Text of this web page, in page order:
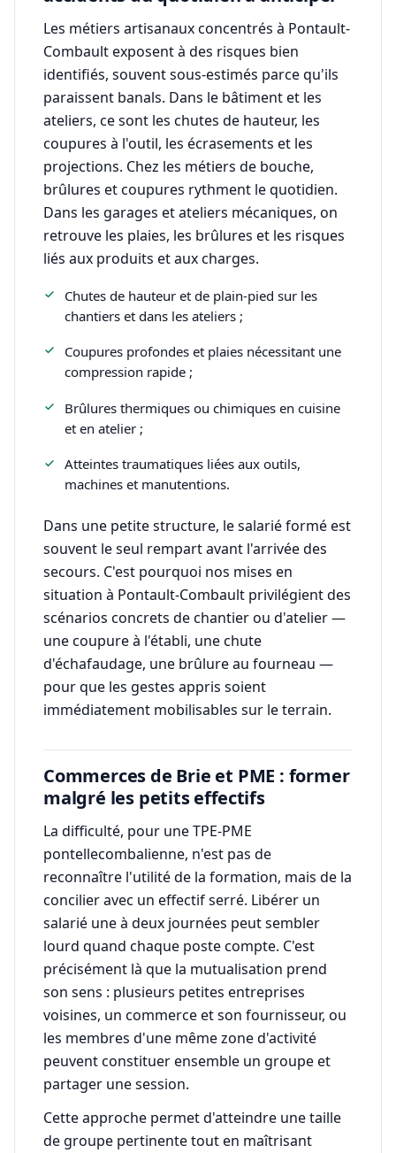
Les métiers artisanaux concentrés à Pontault-
Combault exposent à des risques bien
identifiés, souvent sous-estimés parce qu'ils
paraissent banals. Dans le bâtiment et les
ateliers, ce sont les chutes de hauteur, les
coupures à l'outil, les écrasements et les
projections. Chez les métiers de bouche,
brûlures et coupures rythment le quotidien.
Dans les garages et ateliers mécaniques, on
retrouve les plaies, les brûlures et les risques
liés aux produits et aux charges.
Chutes de hauteur et de plain-pied sur les
chantiers et dans les ateliers ;
Coupures profondes et plaies nécessitant une
compression rapide ;
Brûlures thermiques ou chimiques en cuisine
et en atelier ;
Atteintes traumatiques liées aux outils,
machines et manutentions.
Dans une petite structure, le salarié formé est
souvent le seul rempart avant l'arrivée des
secours. C'est pourquoi nos mises en
situation à Pontault-Combault privilégient des
scénarios concrets de chantier ou d'atelier —
une coupure à l'établi, une chute
d'échafaudage, une brûlure au fourneau —
pour que les gestes appris soient
immédiatement mobilisables sur le terrain.
Commerces de Brie et PME : former
malgré les petits effectifs
La difficulté, pour une TPE-PME
pontellecombalienne, n'est pas de
reconnaître l'utilité de la formation, mais de la
concilier avec un effectif serré. Libérer un
salarié une à deux journées peut sembler
lourd quand chaque poste compte. C'est
précisément là que la mutualisation prend
son sens : plusieurs petites entreprises
voisines, un commerce et son fournisseur, ou
les membres d'une même zone d'activité
peuvent constituer ensemble un groupe et
partager une session.
Cette approche permet d'atteindre une taille
de groupe pertinente tout en maîtrisant